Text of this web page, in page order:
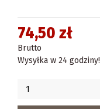
74,50 zł
Brutto
Wysyłka w 24 godziny!